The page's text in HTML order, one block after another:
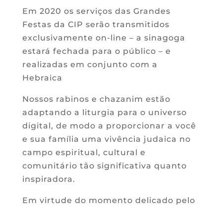
Em 2020 os serviços das Grandes
Festas da CIP serão transmitidos
exclusivamente on-line – a sinagoga
estará fechada para o público – e
realizadas em conjunto com a
Hebraica
Nossos rabinos e chazanim estão
adaptando a liturgia para o universo
digital, de modo a proporcionar a você
e sua família uma vivência judaica no
campo espiritual, cultural e
comunitário tão significativa quanto
inspiradora.
Em virtude do momento delicado pelo